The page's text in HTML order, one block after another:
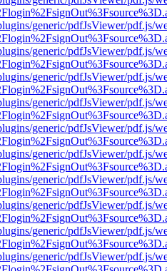
generic/pdfJsViewer/pdf.js/
generic/pdfJsViewer/pdf.js/
generic/pdfJsViewer/pdf.js/
generic/pdfJsViewer/pdf.js/
generic/pdfJsViewer/pdf.js/
generic/pdfJsViewer/pdf.js/
generic/pdfJsViewer/pdf.js/
generic/pdfJsViewer/pdf.js/
generic/pdfJsViewer/pdf.js/
generic/pdfJsViewer/pdf.js/